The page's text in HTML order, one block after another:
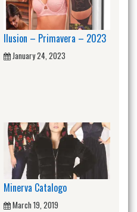
Ilusion – Primavera – 2023
January 24, 2023
Minerva Catalogo
March 19, 2019